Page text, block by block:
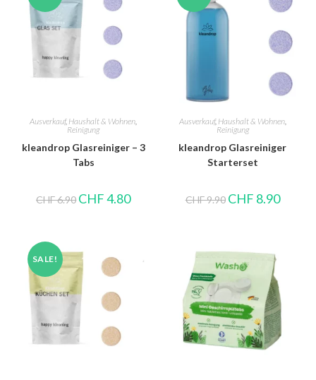
Ausverkauf, Haushalt & Wohnen
Reinigung
kleandrop Glasreiniger – 3
Tabs
CHF6.90 CHF4.80
Ausverkauf, Haushalt & Wohnen,
Reinigung
kleandrop Glasreiniger
Starterset
CHF9.90 CHF 8.90
SALE!